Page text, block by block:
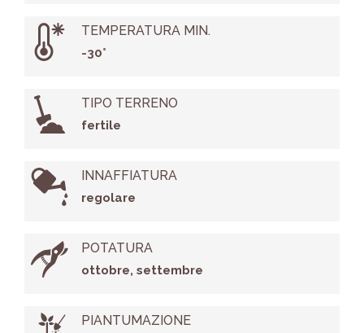
TEMPERATURA MIN.
-30°
TIPO TERRENO
fertile
INNAFFIATURA
regolare
POTATURA
ottobre, settembre
PIANTUMAZIONE